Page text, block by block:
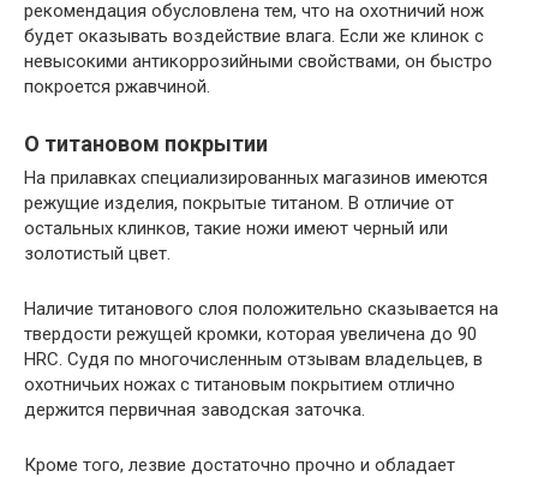
рекомендация обусловлена тем, что на охотничий нож
будет оказывать воздействие влага. Если же клинок с
невысокими антикоррозийными свойствами, он быстро
покроется ржавчиной.
О титановом покрытии
На прилавках специализированных магазинов имеются
режущие изделия, покрытые титаном. В отличие от
остальных клинков, такие ножи имеют черный или
золотистый цвет.
Наличие титанового слоя положительно сказывается на
твердости режущей кромки, которая увеличена до 90
HRC. Судя по многочисленным отзывам владельцев, в
охотничьих ножах с титановым покрытием отлично
держится первичная заводская заточка.
Кроме того, лезвие достаточно прочно и обладает